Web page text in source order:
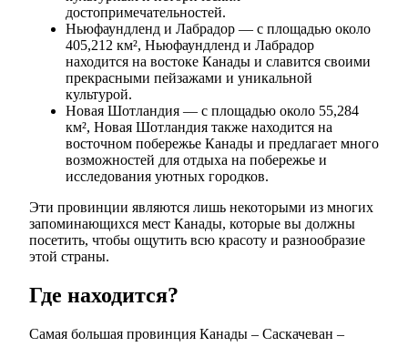
достопримечательностей.
Ньюфаундленд и Лабрадор — с площадью около
405,212 км², Ньюфаундленд и Лабрадор
находится на востоке Канады и славится своими
прекрасными пейзажами и уникальной
культурой.
Новая Шотландия — с площадью около 55,284
км², Новая Шотландия также находится на
восточном побережье Канады и предлагает много
возможностей для отдыха на побережье и
исследования уютных городков.
Эти провинции являются лишь некоторыми из многих
запоминающихся мест Канады, которые вы должны
посетить, чтобы ощутить всю красоту и разнообразие
этой страны.
Где находится?
Самая большая провинция Канады – Саскачеван –